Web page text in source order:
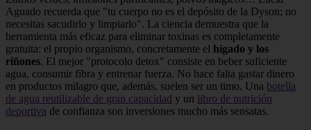
Aguado recuerda que "tu cuerpo no es el depósito de la Dyson; no
necesitas sacudirlo y limpiarlo". La ciencia demuestra que la
herramienta más eficaz para eliminar toxinas es completamente
gratuita: el propio organismo, concretamente el hígado y los
riñones. El mejor "protocolo detox" consiste en beber suficiente
agua, consumir fibra y entrenar fuerza. No hace falta gastar dinero
en productos milagro que, además, suelen ser un timo. Una botella
de agua reutilizable de gran capacidad y un libro de nutrición
deportiva de confianza son inversiones mucho más sensatas.